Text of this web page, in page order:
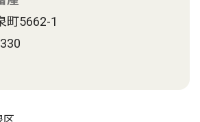
町5662-1
区